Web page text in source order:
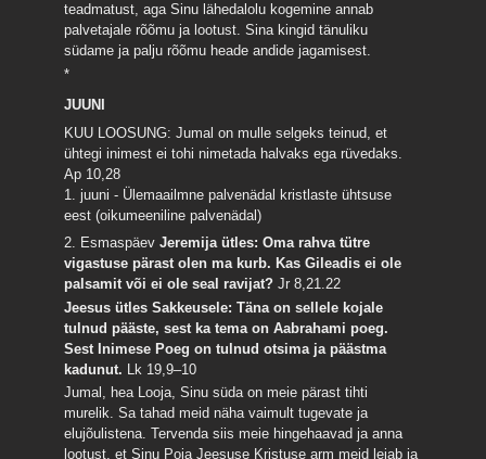
teadmatust, aga Sinu lähedalolu kogemine annab
palvetajale rõõmu ja lootust. Sina kingid tänuliku
südame ja palju rõõmu heade andide jagamisest.
*
JUUNI
KUU LOOSUNG: Jumal on mulle selgeks teinud, et
ühtegi inimest ei tohi nimetada halvaks ega rüvedaks.
Ap 10,28
1. juuni - Ülemaailmne palvenädal kristlaste ühtsuse
eest (oikumeeniline palvenädal)
2. EsmaspäevJeremija ütles: Oma rahva tütre
vigastuse pärast olen ma kurb. Kas Gileadis ei ole
palsamit või ei ole seal ravijat?Jr 8,21.22
Jeesus ütles Sakkeusele: Täna on sellele kojale
tulnud pääste, sest ka tema on Aabrahami poeg.
Sest Inimese Poeg on tulnud otsima ja päästma
kadunut. Lk 19,9–10
Jumal, hea Looja, Sinu süda on meie pärast tihti
murelik. Sa tahad meid näha vaimult tugevate ja
elujõulistena. Tervenda siis meie hingehaavad ja anna
lootust, et Sinu Poja Jeesuse Kristuse arm meid leiab ja